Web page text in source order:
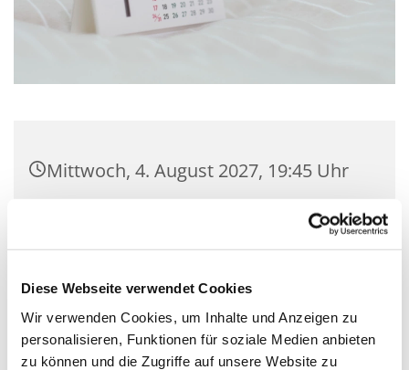
Diese Webseite verwendet Cookies
Wir verwenden Cookies, um Inhalte und Anzeigen zu
personalisieren, Funktionen für soziale Medien anbieten
zu können und die Zugriffe auf unsere Website zu
Mittwoch, 4. August 2027, 19:45 Uhr
Hagedorner Str. 139, 32278